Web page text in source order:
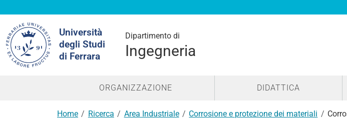
Università
degli Studi
di Ferrara
Dipartimento di
Ingegneria
nel
sito
ORGANIZZAZIONE DIDATTICA
Home Ricerca Area Industriale Corrosione e protezione dei materiali